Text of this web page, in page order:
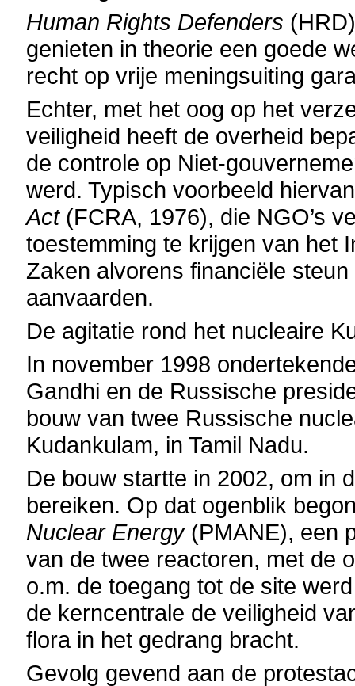
Human Rights Defenders
genieten in theorie een goede
recht op vrije meningsuiting
Echter, met het oog op het
veiligheid heeft de overheid
de controle op Niet-
werd. Typisch voorbeeld
Act(FCRA, 1976), die NGO’s
toestemming te krijgen van het
Zaken alvorens financiële
aanvaarden.
De agitatie rond het nucleaire
In november 1998
Gandhi en de Russische
bouw van twee Russische
Kudankulam, in Tamil Nadu.
De bouw startte in 2002, om in
bereiken. Op dat ogenblik
Nuclear Energy(PMANE), een
van de twee reactoren, met de
o.m. de toegang tot de site
de kerncentrale de veiligheid
flora in het gedrang bracht.
Gevolg gevend aan de